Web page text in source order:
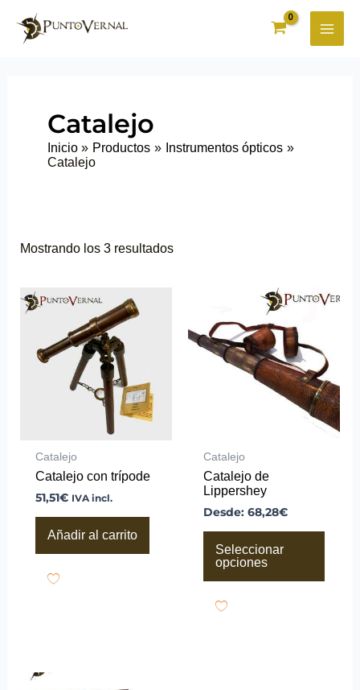
contenido
Catalejo
Inicio Productos
Instrumentos ópticos
Catalejo
Mostrando los 3 resultados
Catalejo
Catalejo con trípode
51,51€ IVA incl.
Añadir al carrito
Catalejo
Catalejo de
Lippershey
Desde:68,28€
Seleccionar
opciones
tiene
múltiples
variantes.
opciones
la
página
de
producto